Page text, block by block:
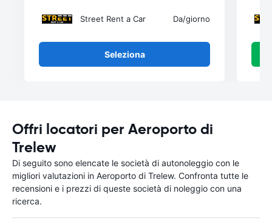
Street Rent a Car Da/giorno
Seleziona
Offri locatori per Aeroporto di
Trelew
Di seguito sono elencate le società di autonoleggio con le
migliori valutazioni in Aeroporto di Trelew. Confronta tutte le
recensioni e i prezzi di queste società di noleggio con una
ricerca.